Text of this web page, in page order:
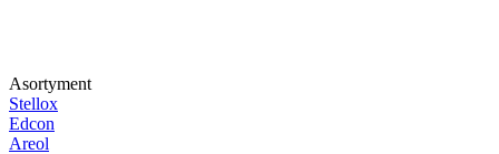
Asortyment
Stellox
Edcon
Areol